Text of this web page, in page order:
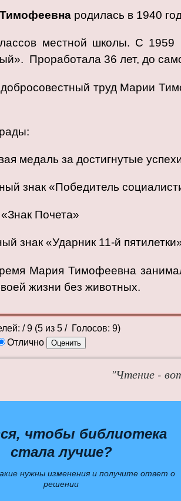
родилась в 1940
местной школы. С
Проработала 36 лет, до
труд Марии
медаль за достигнутые
знак «Победитель
Почета»
знак «Ударник 11-й
Мария Тимофеевна
жизни без животных.
/ 9 (5 из 5 / Голосов: 9)
Отлично
"Чтение -
чтобы библиотека
стала лучше?
нужны изменения и получите ответ о
решении